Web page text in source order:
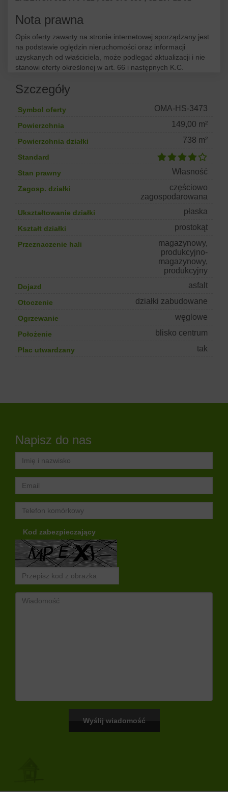
Nota prawna
Opis oferty zawarty na stronie internetowej sporządzany jest
na podstawie oględzin nieruchomości oraz informacji
uzyskanych od właściciela, może podlegać aktualizacji i nie
stanowi oferty określonej w art. 66 i następnych K.C.
Szczegóły
Symbol oferty OMA-HS-3473
Powierzchnia 149,00 m²
Powierzchnia działki 738 m²
Standard
Stan prawny
Własność
Zagosp. działki
częściowo
zagospodarowana
Ukształtowanie działki płaska
Kształt działki prostokąt
Przeznaczenie hali
magazynowy,
produkcyjno-
magazynowy,
produkcyjny
Dojazd asfalt
Otoczenie działki zabudowane
Ogrzewanie węglowe
Położenie blisko centrum
Plac utwardzany tak
Napisz do nas
Kod zabezpieczający